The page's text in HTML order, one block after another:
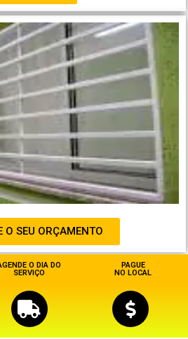
O SEU ORÇAMENTO
O DIA DO
SERVIÇO
PAGUE
NO LOCAL